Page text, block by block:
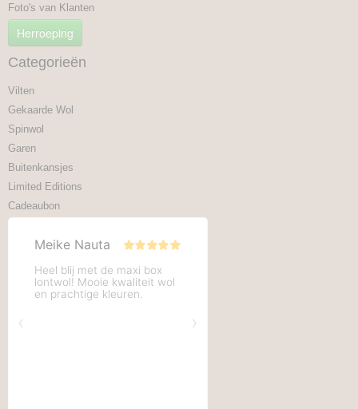
Foto's van Klanten
Herroeping
Categorieën
Vilten
Gekaarde Wol
Spinwol
Garen
Buitenkansjes
Limited Editions
Cadeaubon